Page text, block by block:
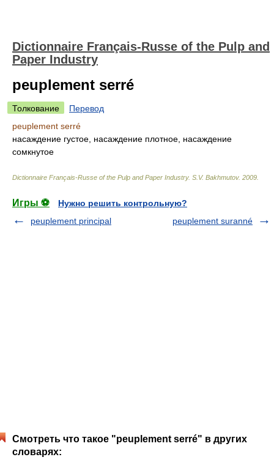
Dictionnaire Français-Russe of the Pulp and
Paper Industry
peuplement serré
Толкование
Перевод
peuplement serré
насаждение густое, насаждение плотное, насаждение
сомкнутое
Dictionnaire Français-Russe of the Pulp and Paper Industry. S.V. Bakhmutov. 2009
Игры ⚽
Нужно решить контрольную?
peuplement principal
peuplement suranné
Смотреть что такое "peuplement serré" в других
словарях: